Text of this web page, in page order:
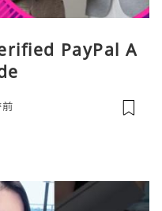
PayPal A